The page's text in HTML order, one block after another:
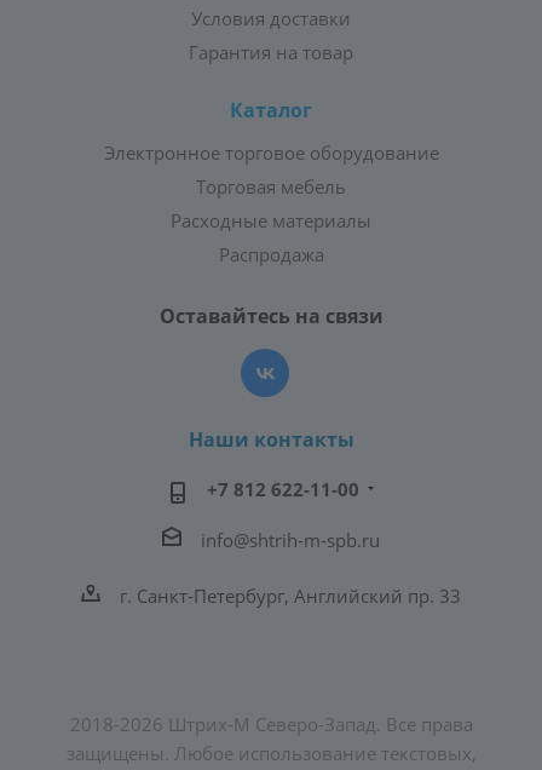
Условия доставки
Гарантия на товар
Каталог
Электронное торговое оборудование
Торговая мебель
Расходные материалы
Распродажа
Оставайтесь на связи
Наши контакты
+7 812 622-11-00
info@shtrih-m-spb.ru
г. Санкт-Петербург, Английский пр. 33
2018-2026 Штрих-М Северо-Запад. Все права
защищены. Любое использование текстовых,